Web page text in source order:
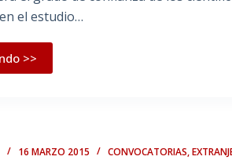
el estudio…
>>
16 MARZO 2015 CONVOCATORIAS,